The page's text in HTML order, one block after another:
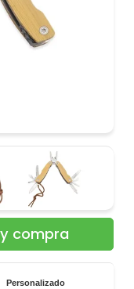
Personalizado
compra